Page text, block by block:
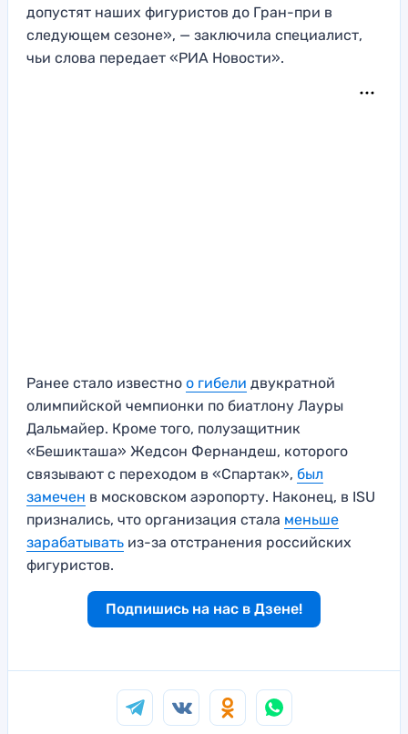
допустят наших фигуристов до Гран-при в
следующем сезоне», — заключила специалист,
чьи слова передает «РИА Новости».
Ранее стало известно о гибели двукратной
олимпийской чемпионки по биатлону Лауры
Дальмайер. Кроме того, полузащитник
«Бешикташа» Жедсон Фернандеш, которого
связывают с переходом в «Спартак», был
замечен в московском аэропорту. Наконец, в ISU
признались, что организация стала меньше
зарабатывать из-за отстранения российских
фигуристов.
Подпишись на нас в Дзене!